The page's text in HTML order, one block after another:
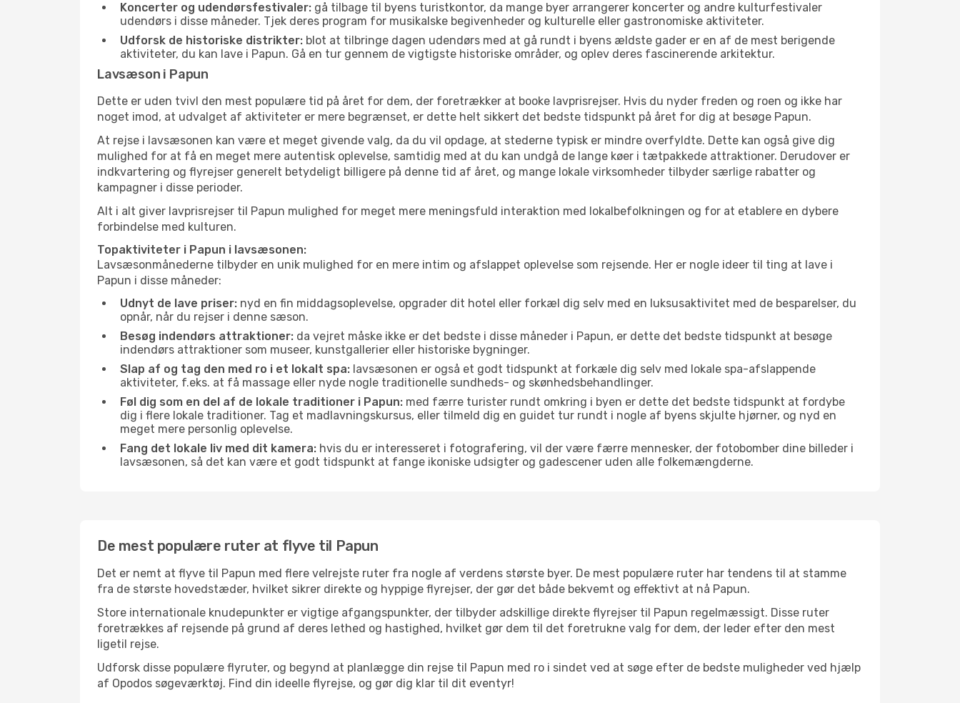
Koncerter og udendørsfestivaler: gå tilbage til byens turistkontor, da mange byer arrangerer koncerter og andre kulturfestivaler
udendørs i disse måneder. Tjek deres program for musikalske begivenheder og kulturelle eller gastronomiske aktiviteter.
Udforsk de historiske distrikter: blot at tilbringe dagen udendørs med at gå rundt i byens ældste gader er en af de mest berigende
aktiviteter, du kan lave i Papun. Gå en tur gennem de vigtigste historiske områder, og oplev deres fascinerende arkitektur.
Lavsæson i Papun
Dette er uden tvivl den mest populære tid på året for dem, der foretrækker at booke lavprisrejser. Hvis du nyder freden og roen og ikke har
noget imod, at udvalget af aktiviteter er mere begrænset, er dette helt sikkert det bedste tidspunkt på året for dig at besøge Papun.
At rejse i lavsæsonen kan være et meget givende valg, da du vil opdage, at stederne typisk er mindre overfyldte. Dette kan også give dig
mulighed for at få en meget mere autentisk oplevelse, samtidig med at du kan undgå de lange køer i tætpakkede attraktioner. Derudover er
indkvartering og flyrejser generelt betydeligt billigere på denne tid af året, og mange lokale virksomheder tilbyder særlige rabatter og
kampagner i disse perioder.
Alt i alt giver lavprisrejser til Papun mulighed for meget mere meningsfuld interaktion med lokalbefolkningen og for at etablere en dybere
forbindelse med kulturen.
Topaktiviteter i Papun i lavsæsonen:
Lavsæsonmånederne tilbyder en unik mulighed for en mere intim og afslappet oplevelse som rejsende. Her er nogle ideer til ting at lave i
Papun i disse måneder:
Udnyt de lave priser: nyd en fin middagsoplevelse, opgrader dit hotel eller forkæl dig selv med en luksusaktivitet med de besparelser, du
opnår, når du rejser i denne sæson.
Besøg indendørs attraktioner: da vejret måske ikke er det bedste i disse måneder i Papun, er dette det bedste tidspunkt at besøge
indendørs attraktioner som museer, kunstgallerier eller historiske bygninger.
Slap af og tag den med ro i et lokalt spa: lavsæsonen er også et godt tidspunkt at forkæle dig selv med lokale spa-afslappende
aktiviteter, f.eks. at få massage eller nyde nogle traditionelle sundheds- og skønhedsbehandlinger.
Føl dig som en del af de lokale traditioner i Papun: med færre turister rundt omkring i byen er dette det bedste tidspunkt at fordybe
dig i flere lokale traditioner. Tag et madlavningskursus, eller tilmeld dig en guidet tur rundt i nogle af byens skjulte hjørner, og nyd en
meget mere personlig oplevelse.
Fang det lokale liv med dit kamera: hvis du er interesseret i fotografering, vil der være færre mennesker, der fotobomber dine billeder i
lavsæsonen, så det kan være et godt tidspunkt at fange ikoniske udsigter og gadescener uden alle folkemængderne.
De mest populære ruter at flyve til Papun
Det er nemt at flyve til Papun med flere velrejste ruter fra nogle af verdens største byer. De mest populære ruter har tendens til at stamme
fra de største hovedstæder, hvilket sikrer direkte og hyppige flyrejser, der gør det både bekvemt og effektivt at nå Papun.
Store internationale knudepunkter er vigtige afgangspunkter, der tilbyder adskillige direkte flyrejser til Papun regelmæssigt. Disse ruter
foretrækkes af rejsende på grund af deres lethed og hastighed, hvilket gør dem til det foretrukne valg for dem, der leder efter den mest
ligetil rejse.
Udforsk disse populære flyruter, og begynd at planlægge din rejse til Papun med ro i sindet ved at søge efter de bedste muligheder ved hjælp
af Opodos søgeværktøj. Find din ideelle flyrejse, og gør dig klar til dit eventyr!